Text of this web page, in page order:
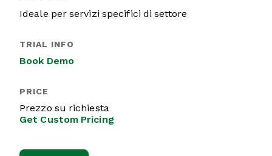
Ideale per servizi specifici di settore
Book Demo
Prezzo su richiesta
Get Custom Pricing